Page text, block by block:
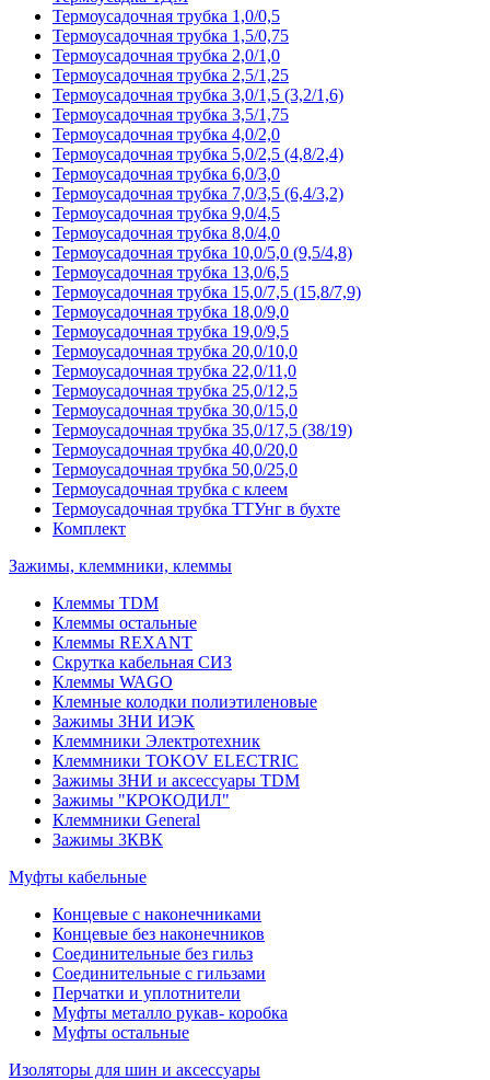
Термоусадочная трубка 1,0/0,5
Термоусадочная трубка 1,5/0,75
Термоусадочная трубка 2,0/1,0
Термоусадочная трубка 2,5/1,25
Термоусадочная трубка 3,0/1,5 (3,2/1,6)
Термоусадочная трубка 3,5/1,75
Термоусадочная трубка 4,0/2,0
Термоусадочная трубка 5,0/2,5 (4,8/2,4)
Термоусадочная трубка 6,0/3,0
Термоусадочная трубка 7,0/3,5 (6,4/3,2)
Термоусадочная трубка 9,0/4,5
Термоусадочная трубка 8,0/4,0
Термоусадочная трубка 10,0/5,0 (9,5/4,8)
Термоусадочная трубка 13,0/6,5
Термоусадочная трубка 15,0/7,5 (15,8/7,9)
Термоусадочная трубка 18,0/9,0
Термоусадочная трубка 19,0/9,5
Термоусадочная трубка 20,0/10,0
Термоусадочная трубка 22,0/11,0
Термоусадочная трубка 25,0/12,5
Термоусадочная трубка 30,0/15,0
Термоусадочная трубка 35,0/17,5 (38/19)
Термоусадочная трубка 40,0/20,0
Термоусадочная трубка 50,0/25,0
Термоусадочная трубка с клеем
Термоусадочная трубка ТТУнг в бухте
Комплект
Зажимы, клеммники, клеммы
Клеммы TDM
Клеммы остальные
Клеммы REXANT
Скрутка кабельная СИЗ
Клеммы WAGO
Клемные колодки полиэтиленовые
Зажимы ЗНИ ИЭК
Клеммники Электротехник
Клеммники TOKOV ELECTRIC
Зажимы ЗНИ и аксессуары TDM
Зажимы "КРОКОДИЛ"
Клеммники General
Зажимы 3КВК
Муфты кабельные
Концевые с наконечниками
Концевые без наконечников
Соединительные без гильз
Соединительные с гильзами
Перчатки и уплотнители
Муфты металло рукав- коробка
Муфты остальные
Изоляторы для шин и аксессуары